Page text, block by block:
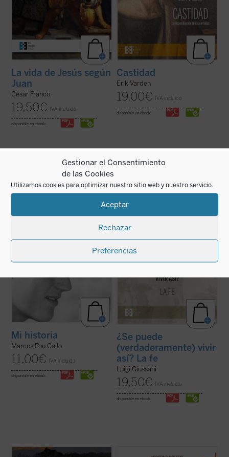
Gestionar el Consentimiento
de las Cookies
Utilizamos cookies para optimizar nuestro sitio web y nuestro servicio.
Aceptar
Rechazar
Preferencias
La vida de Jesús según
Juan
César Franco
19,50€ IVA incluido
disponible en ebook:
Castidad
Erik Varden
19,00€ IVA incluido
disponible en ebook:
«Es algo extraño hablar de 'mi historia'
en mi vida. Por lo tanto, es más bien la
Mi historia
Marcos Pou Gallo
11,00€ IVA incluido
disponible en ebook:
A modo de comentario,
diálogos entre el autor y grupos de jóvenes.
Giussani, transita por estos tres senderos:
¿Se puede
(verdaderamente) vivir
así? La fe
Luigi Giussani
19,50€ IVA incluido
disponible en ebook:
Un libro en el que el genio del autor brilla